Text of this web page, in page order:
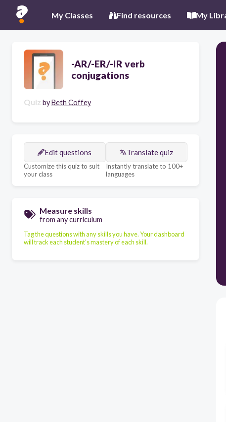
My Classes Find resources My
-AR/-ER/-IR verb
conjugations
Quiz byBeth Coffey
Edit questions
Customize this quiz to suit
your class
Translate quiz
Instantly translate to 100+
languages
Measure skills
from any curriculum
Tag the questions with any skills you have. Your dashboard
will track each student's mastery of each skill.